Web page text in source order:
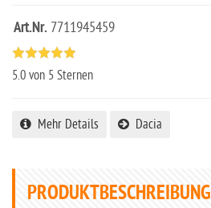
Art.Nr. 7711945459
5.0 von 5 Sternen
Mehr Details Dacia
PRODUKTBESCHREIBUNG